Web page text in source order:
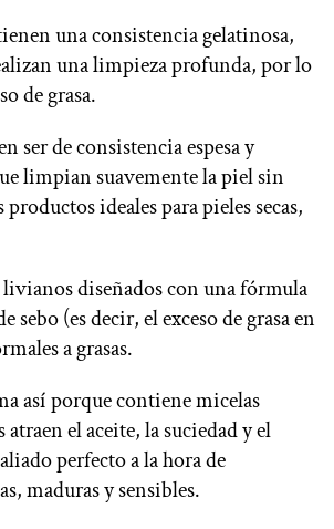
una consistencia gelatinosa,
una limpieza profunda, por lo
de grasa.
ser de consistencia espesa y
limpian suavemente la piel sin
ideales para pieles secas,
diseñados con una fórmula
sebo (es decir, el exceso de grasa en
a grasas.
así porque contiene micelas
atraen el aceite, la suciedad y el
perfecto a la hora de
maduras y sensibles.